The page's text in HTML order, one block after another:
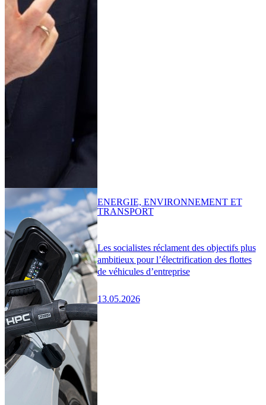
Les socialistes réclament des objectifs plus
ambitieux pour l’électrification des flottes
de véhicules d’entreprise
13.05.2026
ENERGIE, ENVIRONNEMENT ET
TRANSPORT